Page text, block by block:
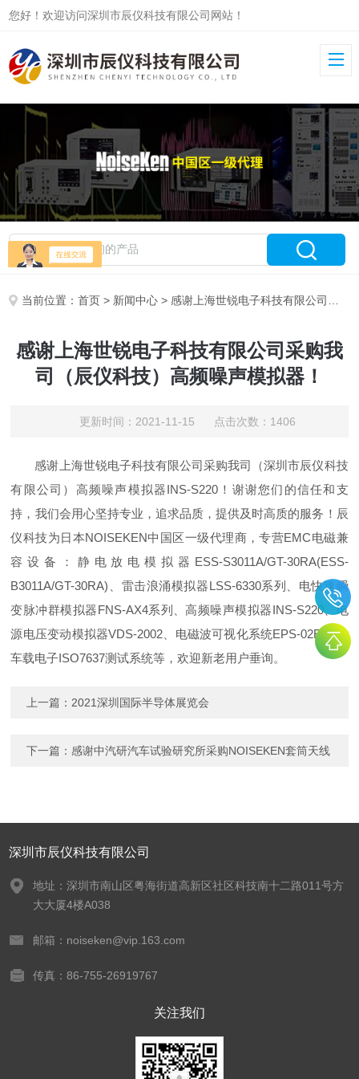
您好！欢迎访问深圳市辰仪科技有限公司网站！
当前位置：首页 > 新闻中心 > 感谢上海世锐电子科技有限公司采购我司（辰仪科技）高频噪声模拟器！
感谢上海世锐电子科技有限公司采购我
司（辰仪科技）高频噪声模拟器！
更新时间：2021-11-15 点击次数：1406
感谢上海世锐电子科技有限公司采购我司（深圳市辰仪科技
有限公司）高频噪声模拟器INS-S220！谢谢您们的信任和支
持，我们会用心坚持专业，追求品质，提供及时高质的服务！辰
仪科技为日本NOISEKEN中国区一级代理商，专营EMC电磁兼
容设备：静电放电模拟器ESS-S3011A/GT-30RA(ESS-
B3011A/GT-30RA)、雷击浪涌模拟器LSS-6330系列、电快速瞬
变脉冲群模拟器FNS-AX4系列、高频噪声模拟器INS-S220、电
源电压变动模拟器VDS-2002、电磁波可视化系统EPS-02EV3，
车载电子ISO7637测试系统等，欢迎新老用户垂询。
上一篇： 2021深圳国际半导体展览会
下一篇： 感谢中汽研汽车试验研究所采购NOISEKEN套筒天线
深圳市辰仪科技有限公司
地址：深圳市南山区粤海街道高新区社区科技南十二路011号方
大大厦4楼A038
邮箱：noiseken@vip.163.com
传真：86-755-26919767
关注我们